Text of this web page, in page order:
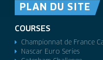
PLAN DU SITE
COURSES
Championnat de France
Nascar Euro Series